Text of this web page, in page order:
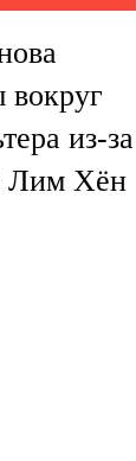
вокруг
из-за
Лим Хён